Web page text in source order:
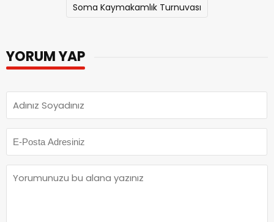
Soma Kaymakamlık Turnuvası
YORUM YAP